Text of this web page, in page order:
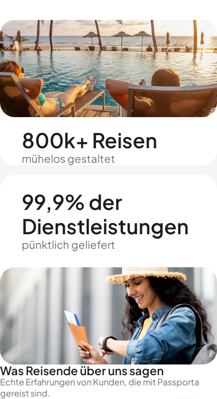
800k+ Reisen
mühelos gestaltet
99,9% der
Dienstleistungen
pünktlich geliefert
Was Reisende über uns sagen
Echte Erfahrungen von Kunden, die mit Passporta
gereist sind.